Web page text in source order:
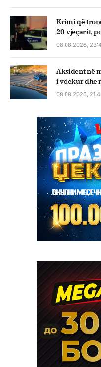
Krimi që
20-vjeçarit,
08.08.2026,
Aksident në
i vdekur dhe
08.08.2026,